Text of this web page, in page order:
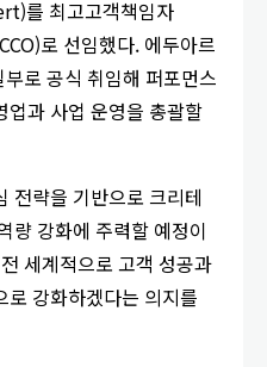
를 최고고객책임자
로 선임했다. 에두아르
로 공식 취임해 퍼포먼스
업과 사업 운영을 총괄할
전략을 기반으로 크리테
량 강화에 주력할 예정이
세계적으로 고객 성공과
강화하겠다는 의지를